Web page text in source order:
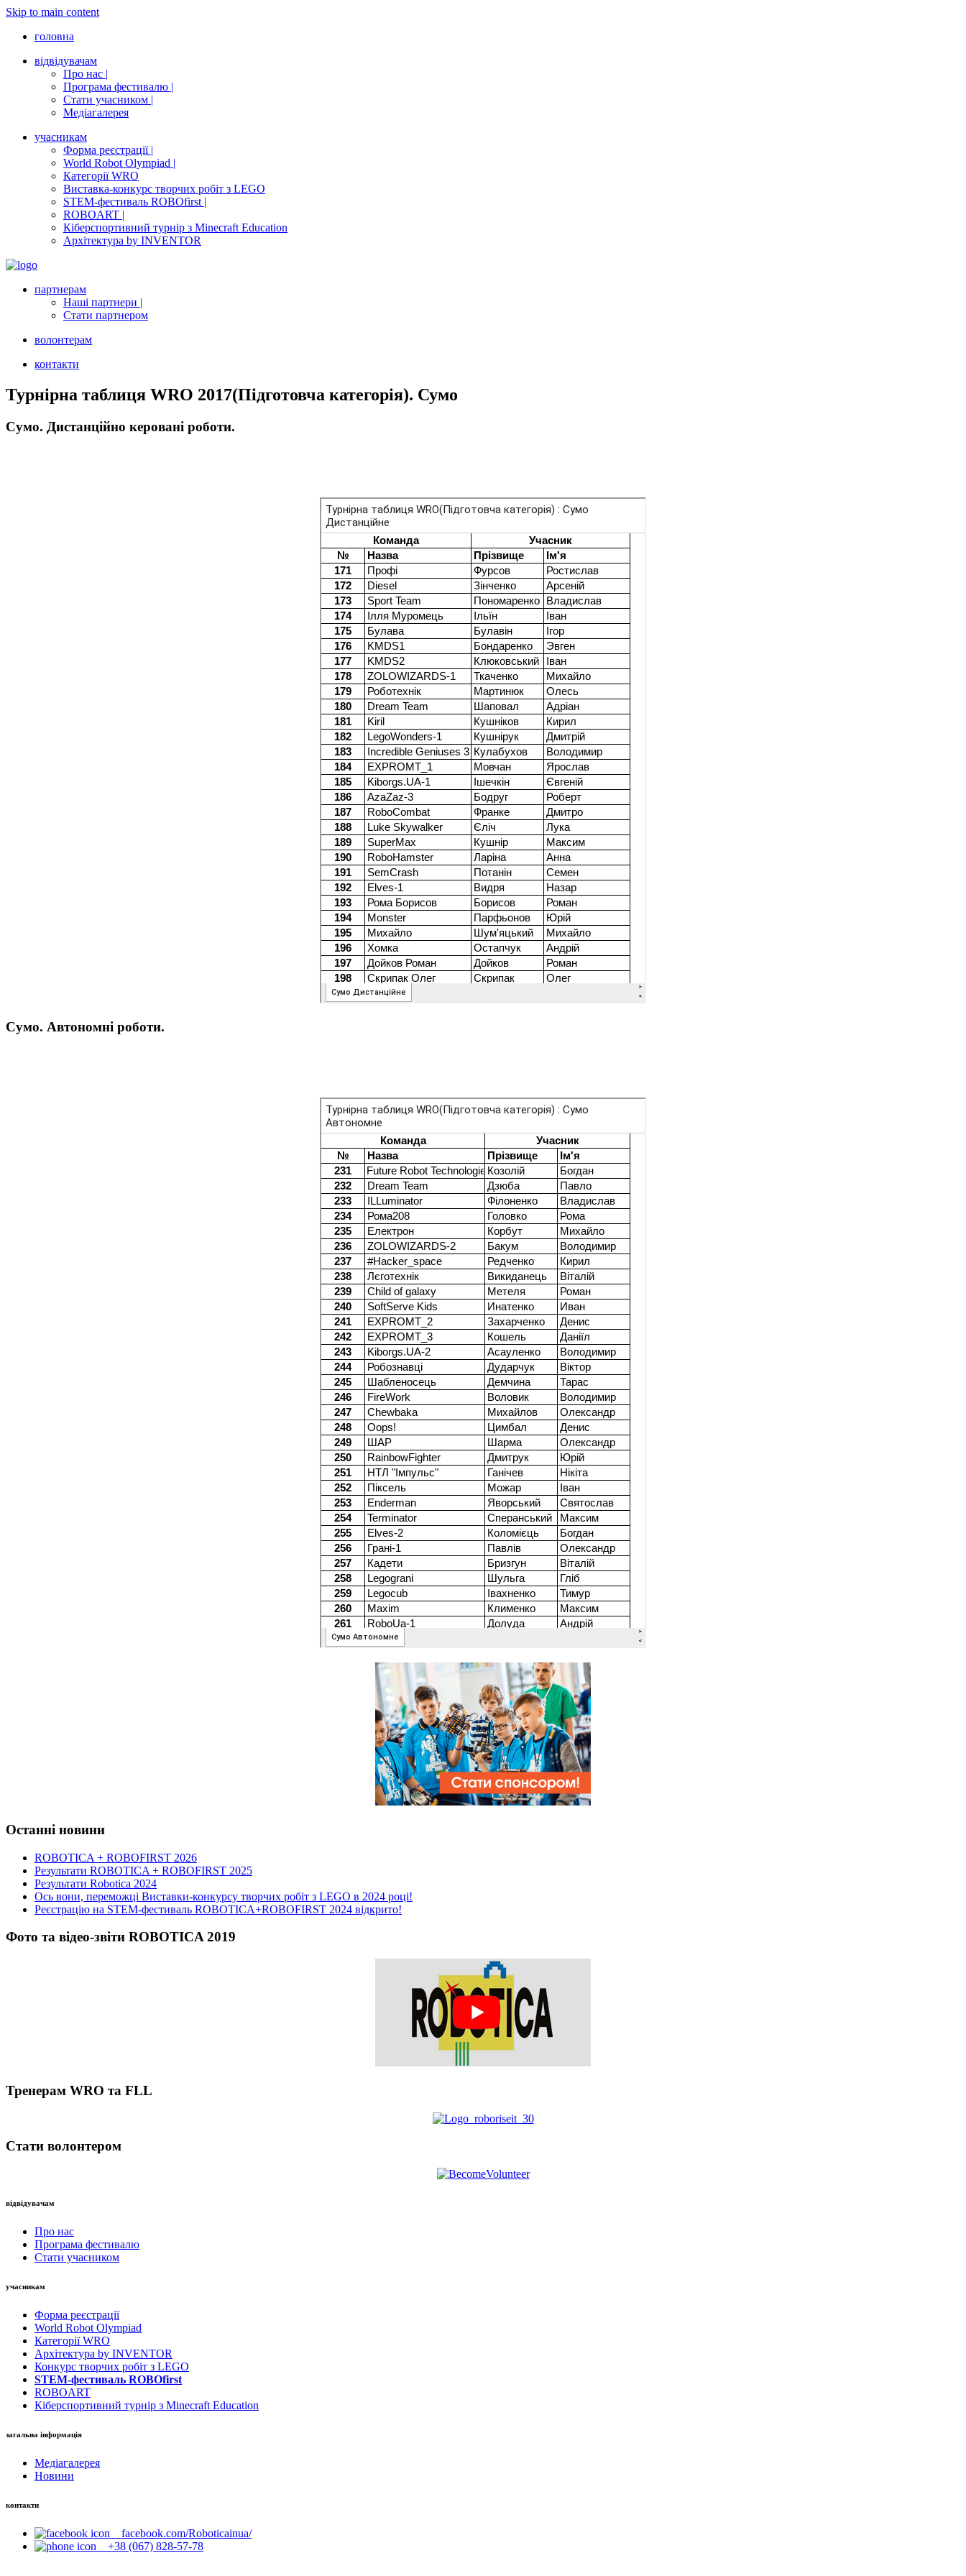
Skip to main content
головна
відвідувачам
Про нас |
Програма фестивалю |
Стати учасником |
Медіагалерея
учасникам
Форма реєстрації |
World Robot Olympiad |
Категорії WRO
Виставка-конкурс творчих робіт з LEGO
STEM-фестиваль ROBOfirst |
ROBOART |
Кіберспортивний турнір з Minecraft Education
Архітектура by INVENTOR
партнерам
Наші партнери |
Стати партнером
волонтерам
контакти
Турнірна таблиця WRO 2017(Підготовча категорія). Сумо
Сумо. Дистанційно керовані роботи.
Сумо. Автономні роботи.
Останні новини
ROBOTICA + ROBOFIRST 2026
Результати ROBOTICA + ROBOFIRST 2025
Результати Robotica 2024
Ось вони, переможці Виставки-конкурсу творчих робіт з LEGO в 2024 році!
Реєстрацію на STEM-фестиваль ROBOTICA+ROBOFIRST 2024 відкрито!
Фото та відео-звіти ROBOTICA 2019
Тренерам WRO та FLL
Стати волонтером
відвідувачам
Про нас
Програма фестивалю
Стати учасником
учасникам
Форма реєстрації
World Robot Olympiad
Категорії WRO
Архітектура by INVENTOR
Конкурс творчих робіт з LEGO
STEM-фестиваль ROBOfirst
ROBOART
Кіберспортивний турнір з Minecraft Education
загальна інформація
Медіагалерея
Новини
контакти
facebook.com/Roboticainua/
+38 (067) 828-57-78